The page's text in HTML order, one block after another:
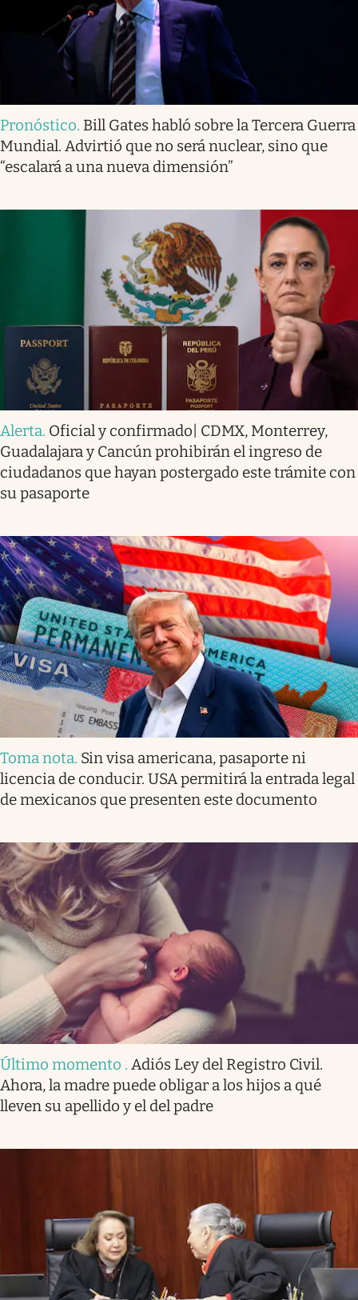
Pronóstico. Bill Gates habló sobre la Tercera Guerra
Mundial. Advirtió que no será nuclear, sino que
“escalará a una nueva dimensión”
Alerta. Oficial y confirmado| CDMX, Monterrey,
Guadalajara y Cancún prohibirán el ingreso de
ciudadanos que hayan postergado este trámite con
su pasaporte
Toma nota. Sin visa americana, pasaporte ni
licencia de conducir. USA permitirá la entrada legal
de mexicanos que presenten este documento
Último momento . Adiós Ley del Registro Civil.
Ahora, la madre puede obligar a los hijos a qué
lleven su apellido y el del padre